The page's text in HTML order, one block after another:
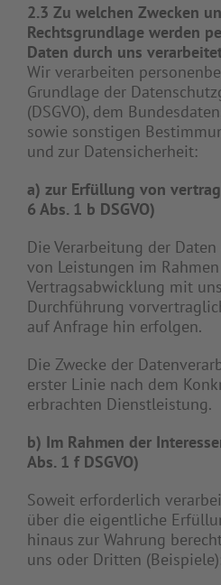
2.3 Zu welchen Zwecken
Rechtsgrundlage werden
Daten durch uns
Wir verarbeiten
Grundlage der
(DSGVO), dem
sowie sonstigen
und zur Datensicherheit:
a) zur Erfüllung von
6 Abs. 1 b DSGVO)
Die Verarbeitung der
von Leistungen im
Vertragsabwicklung mit
Durchführung
auf Anfrage hin erfolgen.
Die Zwecke der
erster Linie nach dem
erbrachten Dienstleistung.
b) Im Rahmen der
Abs. 1 f DSGVO)
Soweit erforderlich
über die eigentliche
hinaus zur Wahrung
uns oder Dritten